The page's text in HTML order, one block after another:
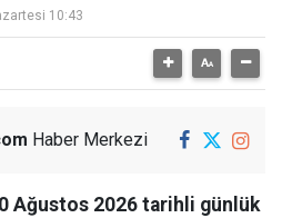
10:43
Haber Merkezi
Ağustos 2026 tarihli günlük